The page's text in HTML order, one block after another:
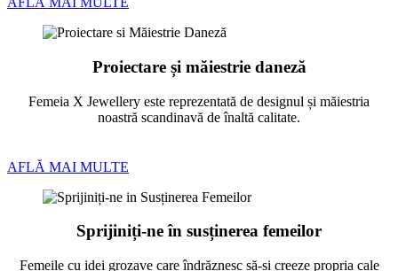
Proiectare și măiestrie daneză
Femeia X Jewellery este reprezentată de designul și măiestria
noastră scandinavă de înaltă calitate.
AFLĂ MAI MULTE
Sprijiniți-ne în susținerea femeilor
Femeile cu idei grozave care îndrăznesc să-și creeze propria cale